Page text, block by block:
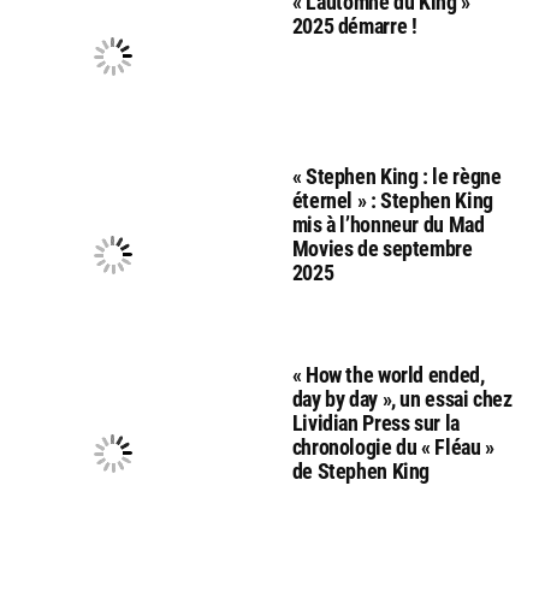
2025 démarre !
« Stephen King : le règne
éternel » : Stephen King
mis à l’honneur du Mad
Movies de septembre
2025
« How the world ended,
day by day », un essai chez
Lividian Press sur la
chronologie du « Fléau »
de Stephen King